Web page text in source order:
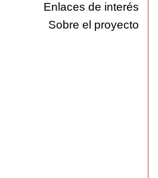
Enlaces de interés
Sobre el proyecto
Sobre el proyecto